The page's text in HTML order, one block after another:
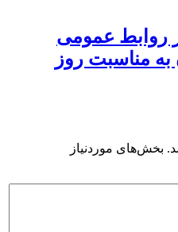
روابط عمومی
مناسبت روز
بخش‌های موردنیاز